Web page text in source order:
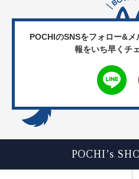
POCHIのSNSをフォロー&メ
報をいち早くチ
POCHI’s